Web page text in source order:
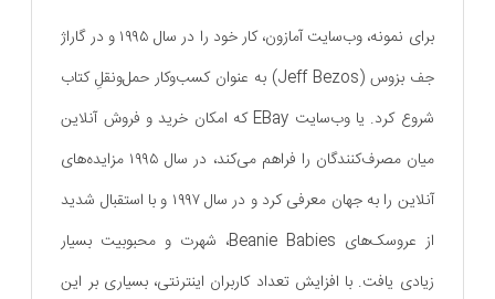
برای نمونه، وب‌سایت آمازون، کار خود را در سال ۱۹۹۵ و در گاراژ
جف بزوس (Jeff Bezos) به عنوان کسب‌و‌کار حمل‌و‌نقلِ کتاب
شروع کرد. یا وب‌سایت EBay که امکان خرید و فروش آنلاین
میان مصرف‌کنندگان را فراهم می‌کند، در سال ۱۹۹۵ مزایده‌های
آنلاین را به جهان معرفی کرد و در سال ۱۹۹۷ و با استقبال شدید
از عروسک‌های Beanie Babies، شهرت و محبوبیت بسیار
زیادی یافت. با افزایش تعداد کاربران اینترنتی، بسیاری بر این